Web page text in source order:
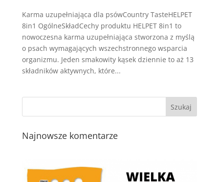
Karma uzupełniająca dla psówCountry TasteHELPET
8in1 OgólneSkładCechy produktu HELPET 8in1 to
nowoczesna karma uzupełniająca stworzona z myślą
o psach wymagających wszechstronnego wsparcia
organizmu. Jeden smakowity kąsek dziennie to aż 13
składników aktywnych, które...
Najnowsze komentarze